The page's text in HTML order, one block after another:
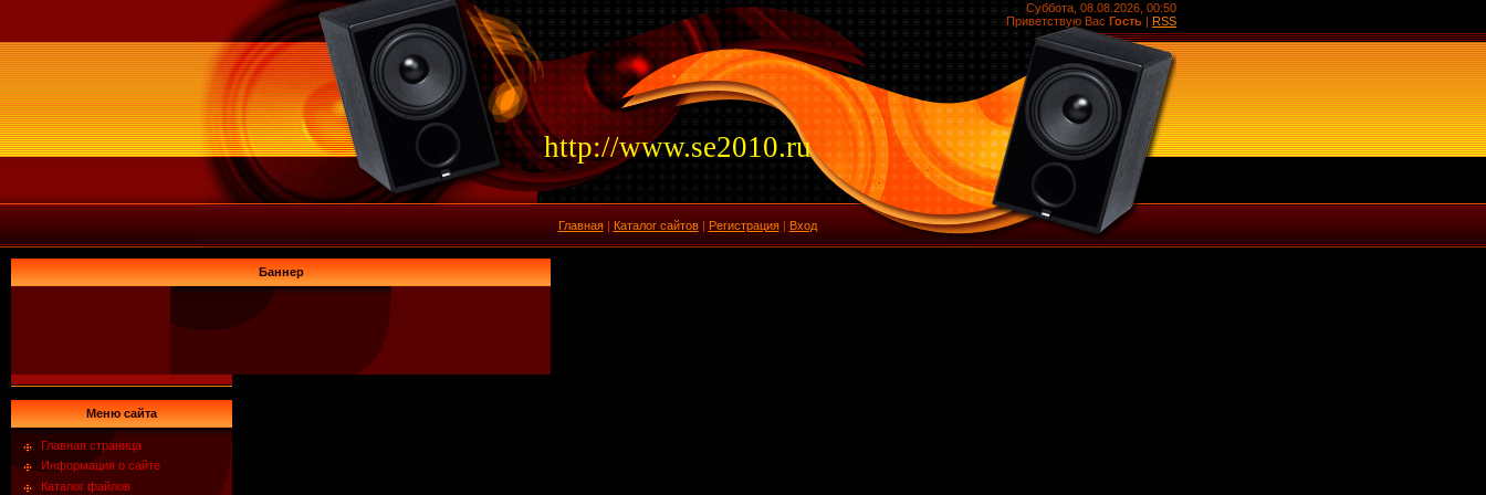
Суббота, 08.08.2026, 00:50
Приветствую Вас Гость | RSS
http://www.se2010.ru
Главная| Каталог сайтов| Регистрация| Вход
Баннер
Меню сайта
Главная страница
Информация о сайте
Каталог файлов